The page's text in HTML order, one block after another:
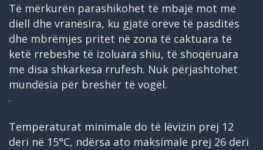
Të mërkurën parashikohet të mbajë mot me
diell dhe vranësira, ku gjatë orëve të pasditës
dhe mbrëmjes pritet në zona të caktuara të
ketë rrebeshe të izoluara shiu, të shoqëruara
me disa shkarkesa rrufesh. Nuk përjashtohet
mundësia për breshër të vogël.
Temperaturat minimale do të lëvizin prej 12
deri në 15°C, ndërsa ato maksimale prej 26 deri